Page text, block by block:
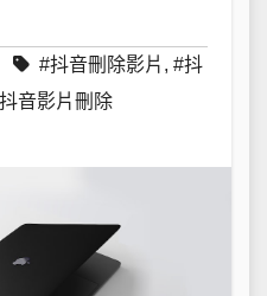
#抖音刪除影片 , #抖
音影片刪除